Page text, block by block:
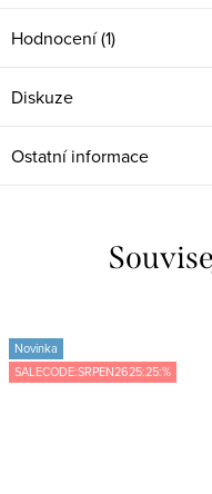
Hodnocení (1)
Diskuze
Ostatní informace
Novinka
SALECODE:SRPEN2625:25:%